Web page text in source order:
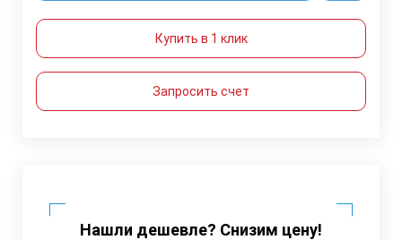
Купить в 1 клик
Запросить счет
Нашли дешевле? Снизим цену!